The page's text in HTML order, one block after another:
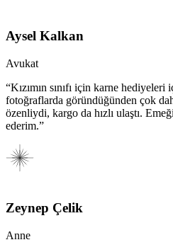
Aysel Kalkan
Avukat
“Kızımın sınıfı için karne
fotoğraflarda göründüğünden çok
özenliydi, kargo da hızlı ulaştı.
ederim.”
Zeynep Çelik
Anne